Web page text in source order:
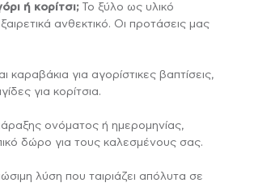
ΧΡΙΣΤΟΥΓΕΝΝΙΆΤΙΚΑ
ή κορίτσι; Το ξύλο ως υλικό
ανθεκτικό. Οι προτάσεις μας
καραβάκια για αγορίστικες βαπτίσεις,
για κορίτσια.
ονόματος ή ημερομηνίας,
δώρο για τους καλεσμένους σας.
λύση που ταιριάζει απόλυτα σε